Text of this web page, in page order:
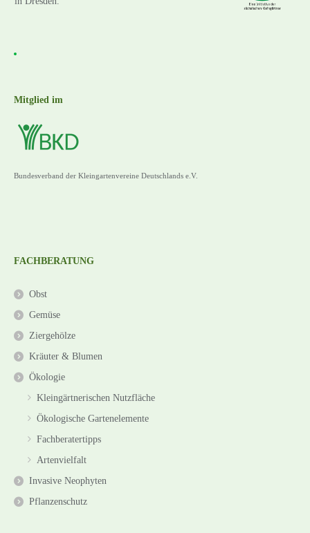
Mitglied im
Bundesverband der Kleingartenvereine Deutschlands e.V.
FACHBERATUNG
Obst
Gemüse
Ziergehölze
Kräuter & Blumen
Ökologie
Kleingärtnerischen Nutzfläche
Ökologische Gartenelemente
Fachberatertipps
Artenvielfalt
Invasive Neophyten
Pflanzenschutz